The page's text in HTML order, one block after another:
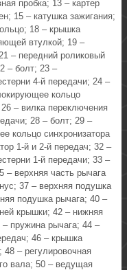
пробка; 13 – картер
15 – катушка зажигания;
18 – крышка
втулкой; 19 –
– передний роликовый
– болт; 23 –
4‑й передачи; 24 –
кольцо
– вилка переключения
28 – болт; 29 –
кольцо синхронизатора
1‑й и 2‑й передач; 32 –
1‑й передачи; 33 –
– верхняя часть рычага
37 – верхняя подушка
подушка рычага; 40 –
крышки; 42 – нижняя
пружина рычага; 44 –
46 – крышка
48 – регулировочная
вала; 50 – ведущая